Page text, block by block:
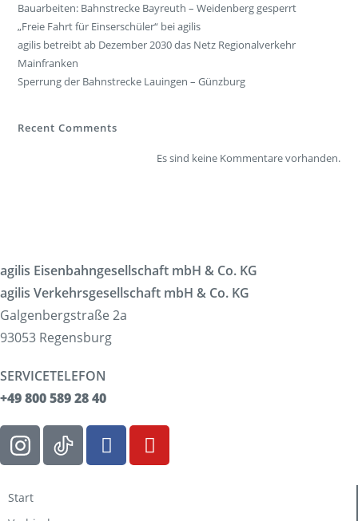
Bauarbeiten: Bahnstrecke Bayreuth – Weidenberg gesperrt
„Freie Fahrt für Einserschüler“ bei agilis
agilis betreibt ab Dezember 2030 das Netz Regionalverkehr
Mainfranken
Sperrung der Bahnstrecke Lauingen – Günzburg
Recent Comments
Es sind keine Kommentare vorhanden.
agilis Eisenbahngesellschaft mbH & Co. KG
agilis Verkehrsgesellschaft mbH & Co. KG
Galgenbergstraße 2a
93053 Regensburg
SERVICETELEFON
+49 800 589 28 40
Start